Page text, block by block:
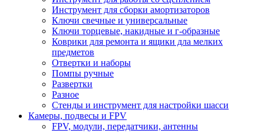
Инструмент для сборки амортизаторов
Ключи свечные и универсальные
Ключи торцевые, накидные и г-образные
Коврики для ремонта и ящики дла мелких
предметов
Отвертки и наборы
Помпы ручные
Развертки
Разное
Стенды и инструмент для настройки шасси
Камеры, подвесы и FPV
FPV, модули, передатчики, антенны